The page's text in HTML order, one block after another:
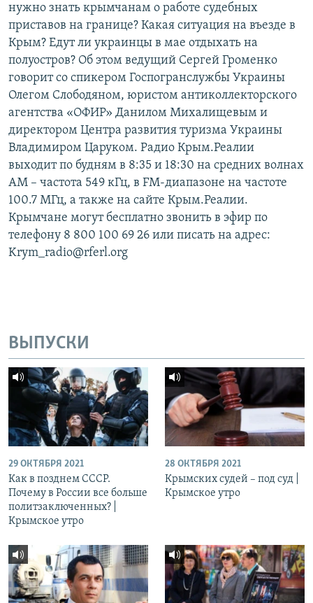
нужно знать крымчанам о работе судебных
приставов на границе? Какая ситуация на въезде в
Крым? Едут ли украинцы в мае отдыхать на
полуостров? Об этом ведущий Сергей Громенко
говорит со спикером Госпогранслужбы Украины
Олегом Слободяном, юристом антиколлекторского
агентства «ОФИР» Данилом Михалищевым и
директором Центра развития туризма Украины
Владимиром Царуком. Радио Крым.Реалии
выходит по будням в 8:35 и 18:30 на средних волнах
АМ – частота 549 кГц, в FM-диапазоне на частоте
100.7 МГц, а также на сайте Крым.Реалии.
Крымчане могут бесплатно звонить в эфир по
телефону 8 800 100 69 26 или писать на адрес:
Krym_radio@rferl.org
ВЫПУСКИ
29 ОКТЯБРЯ 2021
Как в позднем СССР.
Почему в России все больше
политзаключенных? |
Крымское утро
28 ОКТЯБРЯ 2021
Крымских судей – под суд |
Крымское утро